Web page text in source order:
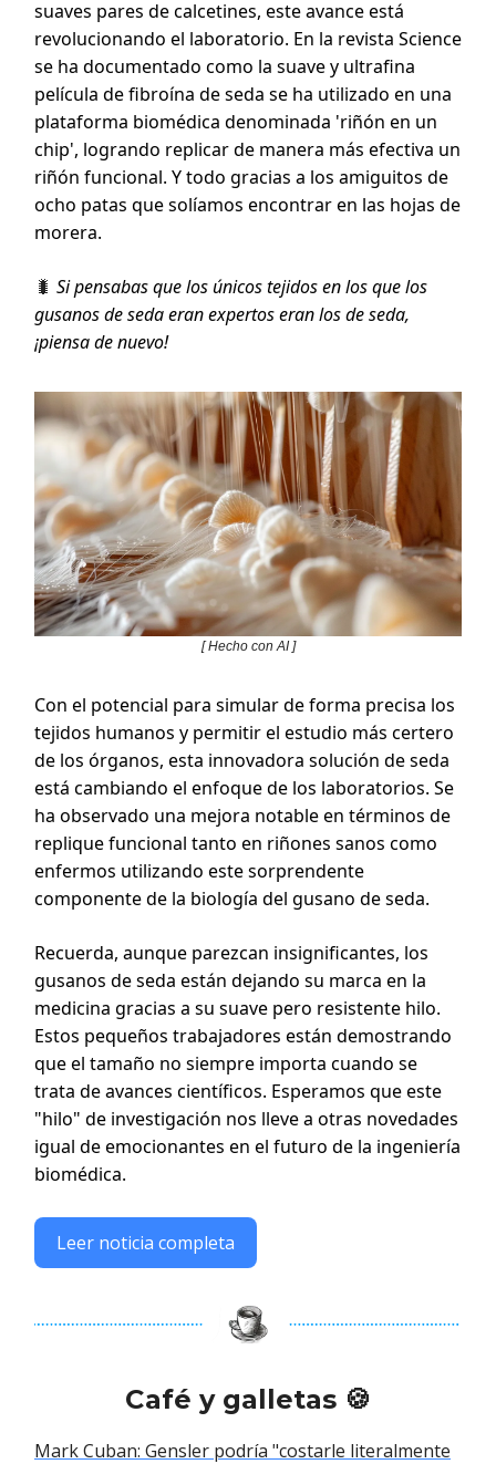
suaves pares de calcetines, este avance está
revolucionando el laboratorio. En la revista Science
se ha documentado como la suave y ultrafina
película de fibroína de seda se ha utilizado en una
plataforma biomédica denominada 'riñón en un
chip', logrando replicar de manera más efectiva un
riñón funcional. Y todo gracias a los amiguitos de
ocho patas que solíamos encontrar en las hojas de
morera.
🐛 Si pensabas que los únicos tejidos en los que los
gusanos de seda eran expertos eran los de seda,
¡piensa de nuevo!
[ Hecho con AI ]
Con el potencial para simular de forma precisa los
tejidos humanos y permitir el estudio más certero
de los órganos, esta innovadora solución de seda
está cambiando el enfoque de los laboratorios. Se
ha observado una mejora notable en términos de
replique funcional tanto en riñones sanos como
enfermos utilizando este sorprendente
componente de la biología del gusano de seda.
Recuerda, aunque parezcan insignificantes, los
gusanos de seda están dejando su marca en la
medicina gracias a su suave pero resistente hilo.
Estos pequeños trabajadores están demostrando
que el tamaño no siempre importa cuando se
trata de avances científicos. Esperamos que este
"hilo" de investigación nos lleve a otras novedades
igual de emocionantes en el futuro de la ingeniería
biomédica.
Leer noticia completa
Café y galletas 🍪
Mark Cuban: Gensler podría "costarle literalmente